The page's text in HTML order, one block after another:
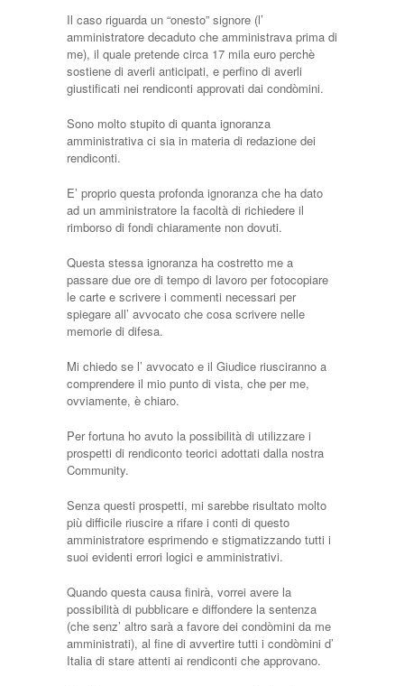
Il caso riguarda un “onesto” signore (l’
amministratore decaduto che amministrava prima di
me), il quale pretende circa 17 mila euro perchè
sostiene di averli anticipati, e perfino di averli
giustificati nei rendiconti approvati dai condòmini.
Sono molto stupito di quanta ignoranza
amministrativa ci sia in materia di redazione dei
rendiconti.
E’ proprio questa profonda ignoranza che ha dato
ad un amministratore la facoltà di richiedere il
rimborso di fondi chiaramente non dovuti.
Questa stessa ignoranza ha costretto me a
passare due ore di tempo di lavoro per fotocopiare
le carte e scrivere i commenti necessari per
spiegare all’ avvocato che cosa scrivere nelle
memorie di difesa.
Mi chiedo se l’ avvocato e il Giudice riusciranno a
comprendere il mio punto di vista, che per me,
ovviamente, è chiaro.
Per fortuna ho avuto la possibilità di utilizzare i
prospetti di rendiconto teorici adottati dalla nostra
Community.
Senza questi prospetti, mi sarebbe risultato molto
più difficile riuscire a rifare i conti di questo
amministratore esprimendo e stigmatizzando tutti i
suoi evidenti errori logici e amministrativi.
Quando questa causa finirà, vorrei avere la
possibilità di pubblicare e diffondere la sentenza
(che senz’ altro sarà a favore dei condòmini da me
amministrati), al fine di avvertire tutti i condòmini d’
Italia di stare attenti ai rendiconti che approvano.